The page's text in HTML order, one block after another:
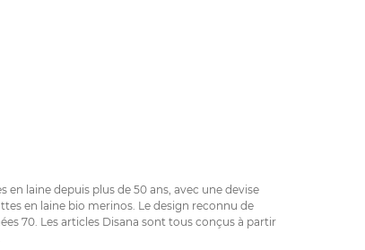
laine depuis plus de 50 ans, avec une devise
en laine bio merinos. Le design reconnu de
70. Les articles Disana sont tous conçus à partir